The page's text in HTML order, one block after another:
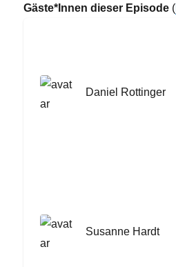
Gäste*Innen dieser Episode (
Daniel Rottinger
Susanne Hardt